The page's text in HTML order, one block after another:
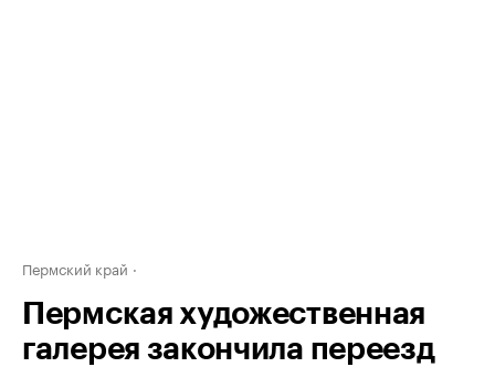
Пермский край
Пермская художественная
галерея закончила переезд